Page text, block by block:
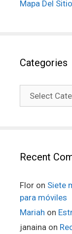
Mapa Del Sitio
Categories
Recent
Flor on Siete
para móviles
Mariah on
janaina on